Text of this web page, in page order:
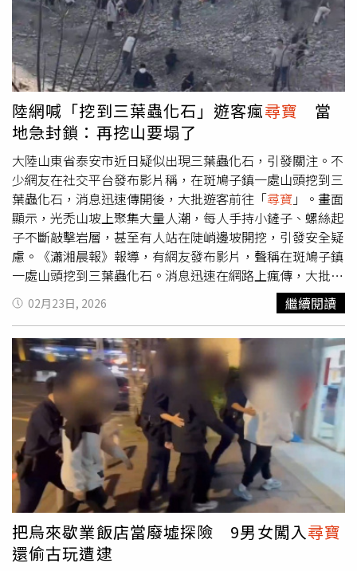
續刷新漫畫出版紀錄。為紀念這項里程碑，《航海王》官方
YouTube頻道公開這支特別影片，這項企劃公開後，在全球
粉絲社群引發討論。有粉絲認為，將答案沉入海底的做法與
故事中的尋寶冒險相互呼應，也有人開玩笑表示，如果真的
有人找到海底寶箱，也許就能提前得知「ONE PIECE」的
真正秘密。
相關電影工作者，前往全球電影重鎮美國加州，拜師好萊塢
頂尖表演教練，研習劇本分析、角色塑造及鏡頭表演等實務
技巧。多次參與金馬電影大師課的謝盈萱和陳雪甄，這回欣
然接下課程顧問和帶隊任務。謝盈萱表示：「一直以來，我
很喜歡參加各樣不同的表演課程。即使有時候就是會緊張，
但我又如此著迷，在課堂裡努力去理解、去挖掘，遇見自己
的盲區，或是在過程中學習放鬆。」她也期待不同職位的電
影人一起來報名探索，透過彼此的專業一同豐富鏡頭前的創
作，以滿載而歸解鎖這趟旅程。陳雪甄也深感表演像是無窮
無盡的未知探險，每年的金馬大師課都讓她宛如被充電、被
再次啟發，她更驚喜「金馬海外工作坊」今年計劃的夢幻旅
程，興奮地表示：「期待結伴台灣的優秀演員們，我們一起
前往LA尋寶！」「2026金馬海外工作坊」重磅邀來尚路易
羅德里格、華納洛夫林與南希班克斯三位頂尖表演教練。瑪
格羅比、克里斯汀貝爾、關繼威等好萊塢巨星御用的傳奇名
師尚路易羅德里格，他將教授如何以著名的「亞歷山大技
巧」運用於特寫鏡頭拍攝，融合呼吸藝術與身體覺察，讓豐
沛情感躍然銀幕上。被譽為「表演治療師」的華納洛夫林，
不僅是萊恩雷諾斯、柔伊黛絲香奈、葛倫鮑威爾等演員的指
定教練，並助《異星入境》艾美亞當斯囊括英國金像獎等多
項提名，更以《大眼睛》摘下金球獎影后桂冠。她將透過獨
創的「情感細節技巧」，帶領學員運用感官回溯角色生命歷
程，釋放最真摯的創作潛能。而被多位頂尖演員視為「祕密
武器」的南希班克斯，不僅是《藥命俱樂部》傑瑞德雷托贏
得奧斯卡最佳男配的幕後推手，淬鍊《魔法壞女巫》亞莉安
娜格蘭德風靡全球的精彩演出，更輔佐《晨間直播秀》珍妮
佛安妮斯頓獲得艾美獎、金球獎多項提名。她將引導學員深
入拆解劇本核心，將文本深意轉化為具備獨特靈光的表演。
陸網喊「挖到三葉蟲化石」遊客瘋尋寶 當
地急封鎖：再挖山要塌了
大陸山東省泰安市近日疑似出現三葉蟲化石，引發關注。不
少網友在社交平台發布影片稱，在斑鳩子鎮一處山頭挖到三
葉蟲化石，消息迅速傳開後，大批遊客前往「尋寶 」。畫面
顯示，光禿山坡上聚集大量人潮，每人手持小鏟子、螺絲起
子不斷敲擊岩層，甚至有人站在陡峭邊坡開挖，引發安全疑
慮。《瀟湘晨報》報導，有網友發布影片，聲稱在斑鳩子鎮
一處山頭挖到三葉蟲化石。消息迅速在網路上瘋傳，大批遊
客前往當地
，拿小鏟子、螺絲起子等物敲擊岩。對此，
轄區派出所人員表示，考量山體存在安全隱患，已緊急封山
管制，並安排員警值守，「山坡鬆動，再挖可能造成坍
塌」，呼籲民眾切勿擅自進入。斑鳩子鎮政府工作人員指
出，不清楚為何春節期間該山突然爆紅，短時間湧入大量人
潮，對地方管理造成壓力。一方面涉及自然資源保護問題，
另一方面山勢陡峭，部分區域接近懸崖，遊客攀爬開挖極易
發生墜落或滑坡意外。鎮方表示，少量已被帶走的化石暫不
追究，但嚴禁再行挖掘。東平縣自然資源局也回應，將關注
調查此事，若確認存在化石資源，將依法進行保護，避免遭
到破壞。
02月23日, 2026 繼續閱讀
把烏來歇業飯店當廢墟探險 9男女闖入尋寶
還偷古玩遭逮